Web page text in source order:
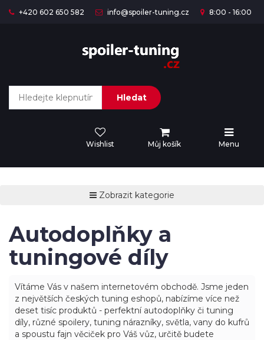
+420 602 650 582 info@spoiler-tuning.cz 8:00 - 16:00
Hledat
Wishlist Můj košík Menu
Zobrazit kategorie
Autodoplňky a
tuningové díly
Vítáme Vás v našem internetovém obchodě. Jsme jeden
z největších českých tuning eshopů, nabízíme více než
deset tisíc produktů - perfektní autodoplňky či tuning
díly, různé spoilery, tuning nárazníky, světla, vany do kufrů
a spoustu fajn věciček pro Váš vůz, určitě budete